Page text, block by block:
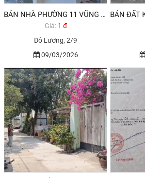
BÁN NHÀ PHƯỜNG 11 VŨNG TÀU ĐƯỜNG 2/9 - ĐÔ LƯƠNG
Giá: 1 đ
Đô Lương, 2/9
09/03/2026